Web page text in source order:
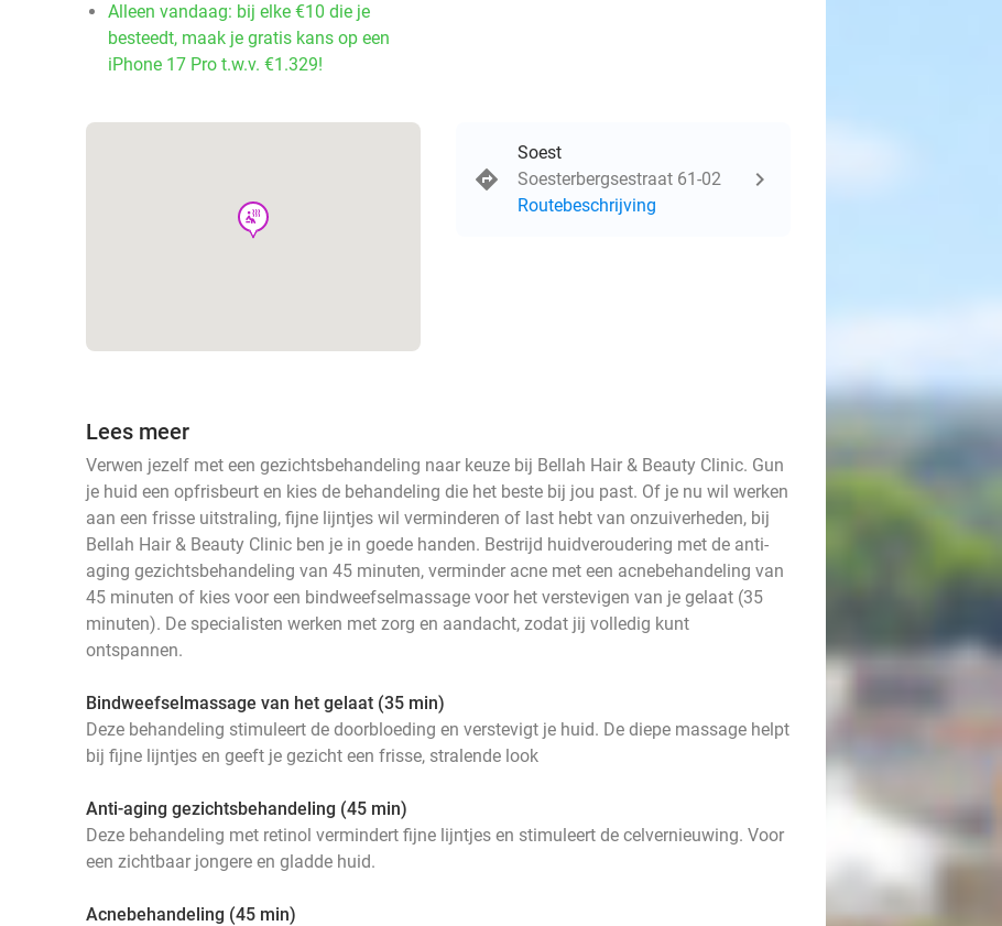
Alleen vandaag: bij elke €10 die je
besteedt, maak je gratis kans op een
iPhone 17 Pro t.w.v. €1.329!
wellness
Soest
Soesterbergsestraat 61-02
Routebeschrijving
Lees meer
Verwen jezelf met een gezichtsbehandeling naar keuze bij Bellah Hair & Beauty Clinic. Gun
je huid een opfrisbeurt en kies de behandeling die het beste bij jou past. Of je nu wil werken
aan een frisse uitstraling, fijne lijntjes wil verminderen of last hebt van onzuiverheden, bij
Bellah Hair & Beauty Clinic ben je in goede handen. Bestrijd huidveroudering met de anti-
aging gezichtsbehandeling van 45 minuten, verminder acne met een acnebehandeling van
45 minuten of kies voor een bindweefselmassage voor het verstevigen van je gelaat (35
minuten). De specialisten werken met zorg en aandacht, zodat jij volledig kunt
ontspannen.
Bindweefselmassage van het gelaat (35 min)
Deze behandeling stimuleert de doorbloeding en verstevigt je huid. De diepe massage helpt
bij fijne lijntjes en geeft je gezicht een frisse, stralende look
Anti-aging gezichtsbehandeling (45 min)
Deze behandeling met retinol vermindert fijne lijntjes en stimuleert de celvernieuwing. Voor
een zichtbaar jongere en gladde huid.
Acnebehandeling (45 min)